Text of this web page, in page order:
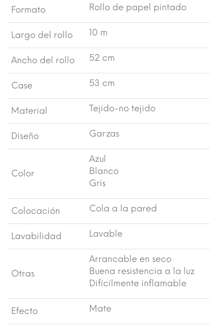
Formato Rollo de papel pintado
Largo del rollo 10 m
Ancho del rollo 52 cm
Case 53 cm
Material Tejido-no tejido
Diseño Garzas
Color
Azul
Blanco
Gris
Colocación Cola a la pared
Lavabilidad Lavable
Otras
Arrancable en seco
Buena resistencia a la luz
Difícilmente inflamable
Efecto Mate